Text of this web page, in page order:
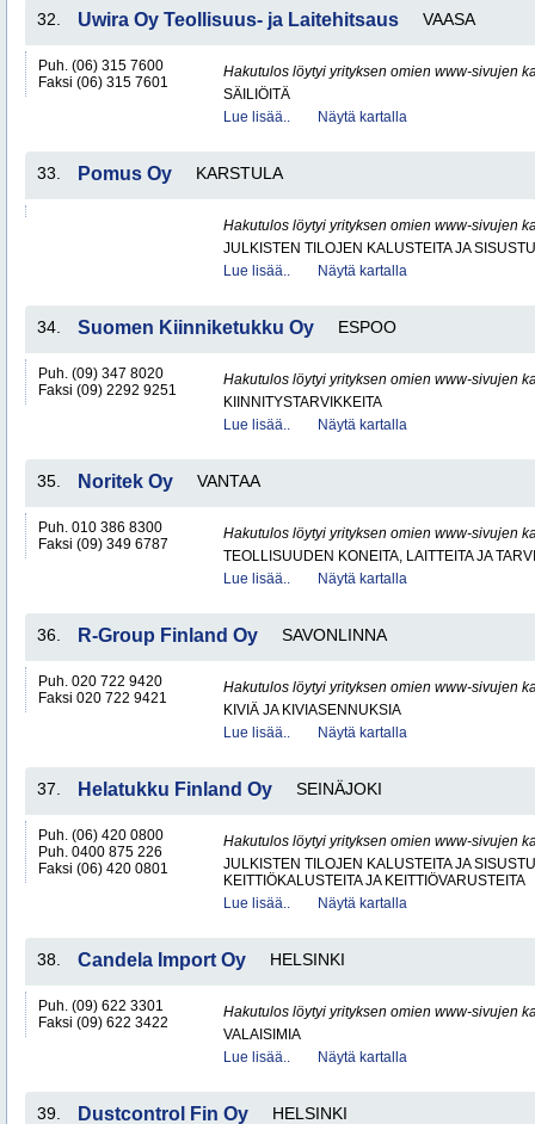
32. Uwira Oy Teollisuus- ja Laitehitsaus VAASA
Puh. (06) 315 7600
Faksi (06) 315 7601
Hakutulos löytyi yrityksen omien www-sivujen
SÄILIÖITÄ
Lue lisää..
Näytä kartalla
33. Pomus Oy KARSTULA
Hakutulos löytyi yrityksen omien www-sivujen
JULKISTEN TILOJEN KALUSTEITA JA
Lue lisää..
Näytä kartalla
34. Suomen Kiinniketukku Oy ESPOO
Puh. (09) 347 8020
Faksi (09) 2292 9251
Hakutulos löytyi yrityksen omien www-sivujen
KIINNITYSTARVIKKEITA
Lue lisää..
Näytä kartalla
35. Noritek Oy VANTAA
Puh. 010 386 8300
Faksi (09) 349 6787
Hakutulos löytyi yrityksen omien www-sivujen
TEOLLISUUDEN KONEITA, LAITTEITA JA
Lue lisää..
Näytä kartalla
36. R-Group Finland Oy SAVONLINNA
Puh. 020 722 9420
Faksi 020 722 9421
Hakutulos löytyi yrityksen omien www-sivujen
KIVIÄ JA KIVIASENNUKSIA
Lue lisää..
Näytä kartalla
37. Helatukku Finland Oy SEINÄJOKI
Puh. (06) 420 0800
Puh. 0400 875 226
Faksi (06) 420 0801
Hakutulos löytyi yrityksen omien www-sivujen
JULKISTEN TILOJEN KALUSTEITA JA
KEITTIÖKALUSTEITA JA KEITTIÖVARUSTEITA
Lue lisää..
Näytä kartalla
38. Candela Import Oy HELSINKI
Puh. (09) 622 3301
Faksi (09) 622 3422
Hakutulos löytyi yrityksen omien www-sivujen
VALAISIMIA
Lue lisää..
Näytä kartalla
39. Dustcontrol Fin Oy HELSINKI